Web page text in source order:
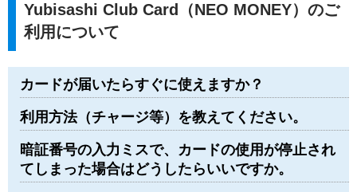
Yubisashi Club Card（NEO MONEY）のご
利用について
カードが届いたらすぐに使えますか？
利用方法（チャージ等）を教えてください。
暗証番号の入力ミスで、カードの使用が停止され
てしまった場合はどうしたらいいですか。